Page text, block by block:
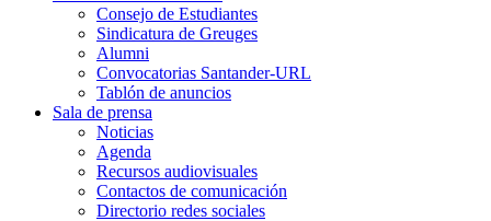
Consejo de Estudiantes
Sindicatura de Greuges
Alumni
Convocatorias Santander-URL
Tablón de anuncios
Sala de prensa
Noticias
Agenda
Recursos audiovisuales
Contactos de comunicación
Directorio redes sociales